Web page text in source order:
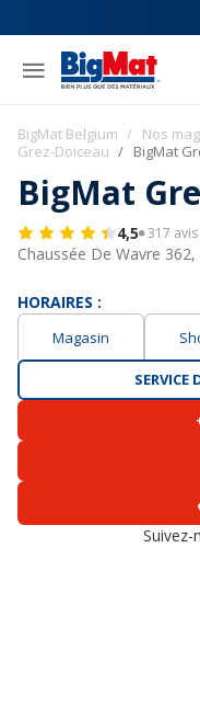
BigMat Belgium Nos
Grez-Doiceau
BigMat
BigMat
4,5 317 avis
Chaussée De Wavre 362,
HORAIRES :
Magasin
SERVICE
Suivez-